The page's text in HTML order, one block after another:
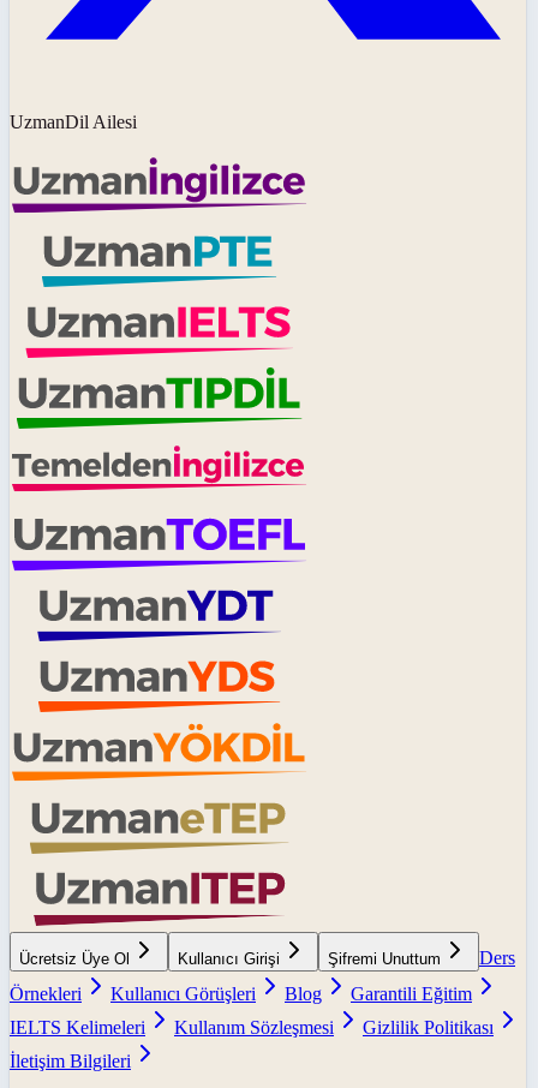
UzmanDil Ailesi
Ücretsiz Üye Ol Kullanıcı Girişi Şifremi Unuttum
Ders
Örnekleri
Kullanıcı Görüşleri Blog
Garantili Eğitim
IELTS Kelimeleri
Kullanım Sözleşmesi
Gizlilik Politikası
İletişim Bilgileri